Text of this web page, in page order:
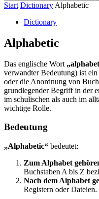
Start Dictionary Alphabetic
Dictionary
Alphabetic
Das englische Wort
verwandter Bedeutung) ist
oder die Anordnung von
grundlegender Begriff in der
im schulischen als auch im
wichtige Rolle.
Bedeutung
„Alphabetic“ bedeutet:
Zum Alphabet
Buchstaben A bis Z
Nach dem Alphabet
Registern oder Dateien.